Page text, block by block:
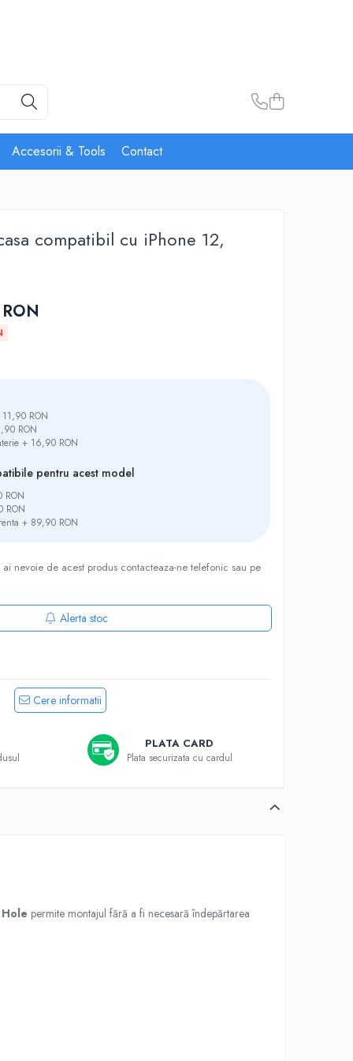
Accesorii & Tools Contact
compatibil cu iPhone 12,
RON
RON
+ 16,90 RON
pentru acest model
RON
RON
+ 89,90 RON
nevoie de acest produs contacteaza-ne telefonic sau pe
Alerta stoc
Cere informatii
PLATA CARD
Plata securizata cu cardul
permite montajul fără a fi necesară îndepărtarea